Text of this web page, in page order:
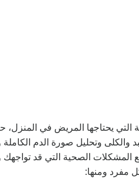
التي يحتاجها المريض في
وتحليل صورة الدم الكاملة
الصحية التي قد تواجهك
مفرد ومنها: